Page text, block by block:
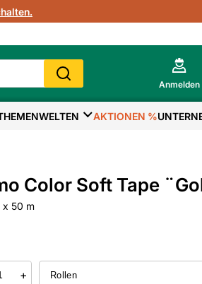
Anmelden
Mein
AKTIONEN %
Color Soft Tape
x 50 m
+